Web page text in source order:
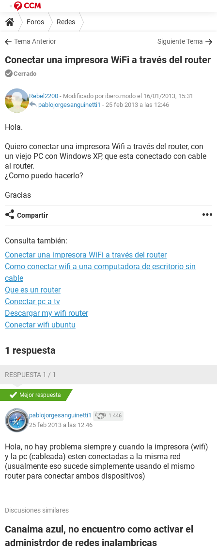
Foros Redes
Tema Anterior Siguiente Tema
Conectar una impresora WiFi a través del router
Cerrado
Rebel2200 - Modificado por ibero.modo el 16/01/2013, 15:31
pablojorgesanguinetti1 - 25 feb 2013 a las 12:46
Hola.
Quiero conectar una impresora Wifi a través del router, con
un viejo PC con Windows XP, que esta conectado con cable
al router.
¿Como puedo hacerlo?
Gracias
Compartir
Consulta también:
Conectar una impresora WiFi a través del router
Como conectar wifi a una computadora de escritorio sin
cable
Que es un router
Conectar pc a tv
Descargar my wifi router
Conectar wifi ubuntu
1 respuesta
RESPUESTA 1 / 1
Mejor respuesta
pablojorgesanguinetti1 1.446
25 feb 2013 a las 12:46
Hola, no hay problema siempre y cuando la impresora (wifi)
y la pc (cableada) esten conectadas a la misma red
(usualmente eso sucede simplemente usando el mismo
router para conectar ambos dispositivos)
Discusiones similares
Canaima azul, no encuentro como activar el
administrdor de redes inalambricas